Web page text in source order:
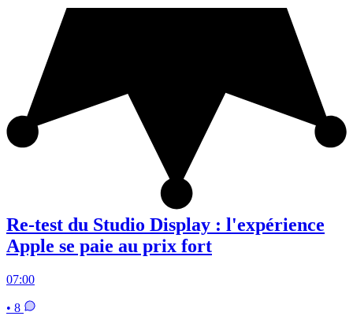
Re-test du Studio Display : l'expérience
Apple se paie au prix fort
07:00
• 8